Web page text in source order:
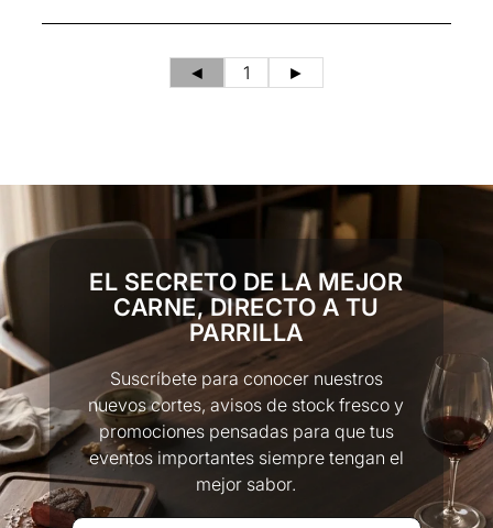
◄ 1 ►
EL SECRETO DE LA MEJOR
CARNE, DIRECTO A TU
PARRILLA
Suscríbete para conocer nuestros
nuevos cortes, avisos de stock fresco y
promociones pensadas para que tus
eventos importantes siempre tengan el
mejor sabor.